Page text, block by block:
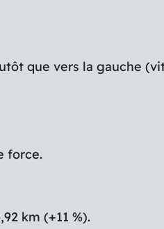
que vers la gauche
force.
km (+11 %).